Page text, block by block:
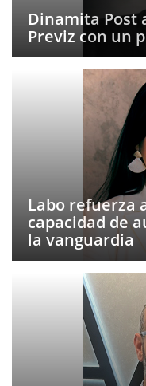
Dinamita Post
Previz con un
Labo refuerza
capacidad de
la vanguardia